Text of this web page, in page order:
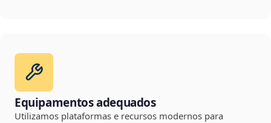
Equipamentos adequados
Utilizamos plataformas e recursos modernos para